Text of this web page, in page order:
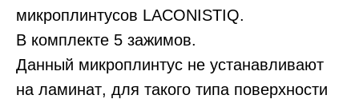
микроплинтусов LACONISTIQ.
В комплекте 5 зажимов.
Данный микроплинтус не устанавливают
на ламинат, для такого типа поверхности